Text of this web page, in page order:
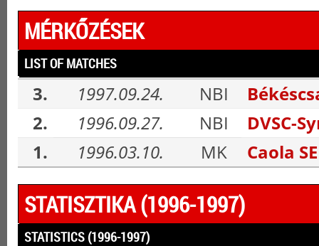
MÉRKŐZÉSEK
LIST OF MATCHES
3. 1997.09.24. NBI
2.
1996.09.27. NBI
DVSC-
1.
1996.03.10. MK Caola
STATISZTIKA (1996-1997)
STATISTICS (1996-1997)